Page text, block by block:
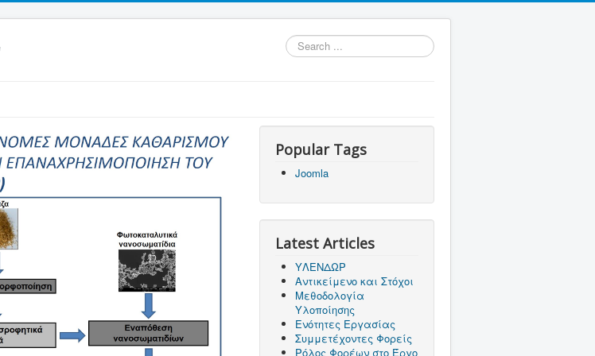
Search
...
Popular Tags
Joomla
Latest Articles
ΥΛΕΝΔΩΡ
Αντικείμενο και Στόχοι
Μεθοδολογία
Υλοποίησης
Ενότητες Εργασίας
Συμμετέχοντες Φορείς
Ρόλος Φορέων στο Έργο